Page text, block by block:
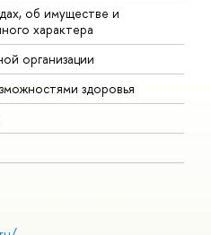
об имуществе и
характера
организации
здоровья